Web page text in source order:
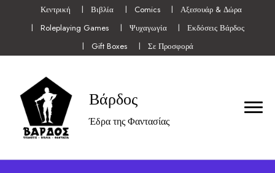
Κεντρική Βιβλία Comics
Αξεσουάρ & Δώρα
Roleplaying Games
Ψυχαγωγία
Εκδόσεις Βάρδος
Gift Boxes
Σε Προσφορά
Βάρδος
Έδρα της Φαντασίας